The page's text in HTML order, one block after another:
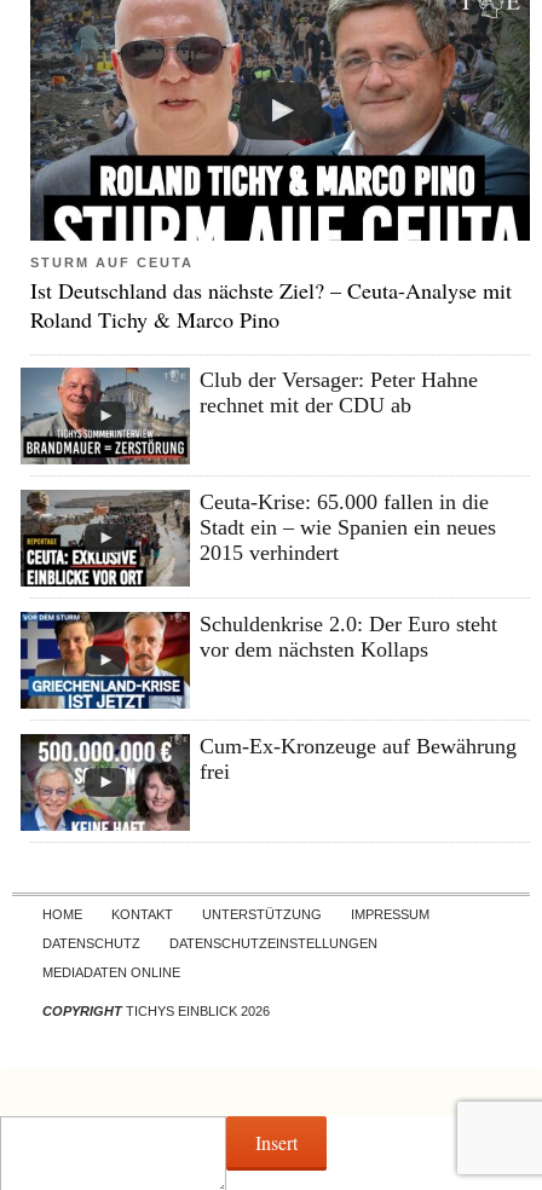
STURM AUF CEUTA
Ist Deutschland das nächste Ziel? – Ceuta-Analyse mit
Roland Tichy & Marco Pino
Club der Versager: Peter Hahne
rechnet mit der CDU ab
Ceuta-Krise: 65.000 fallen in die
Stadt ein – wie Spanien ein neues
2015 verhindert
Schuldenkrise 2.0: Der Euro steht
vor dem nächsten Kollaps
Cum-Ex-Kronzeuge auf Bewährung
frei
Skip to content
HOME KONTAKT UNTERSTÜTZUNG
IMPRESSUM
DATENSCHUTZ
DATENSCHUTZEINSTELLUNGEN
MEDIADATEN ONLINE
COPYRIGHTTICHYS EINBLICK 2026
Insert